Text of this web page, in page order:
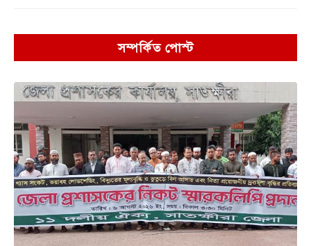
সম্পর্কিত পোস্ট